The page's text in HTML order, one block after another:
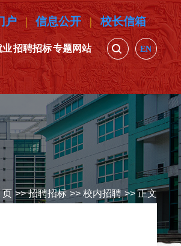
户 | 信息公开 | 校长信箱
业招聘招标专题网站 EN
页 >> 招聘招标 >> 校内招聘 >> 正文